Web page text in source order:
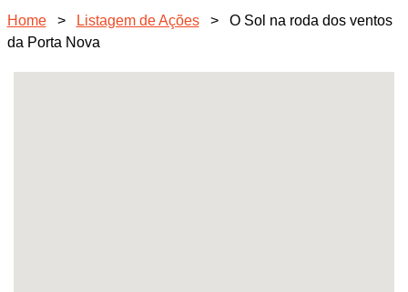
Home > Listagem de Ações >
O Sol na roda dos ventos
da Porta Nova